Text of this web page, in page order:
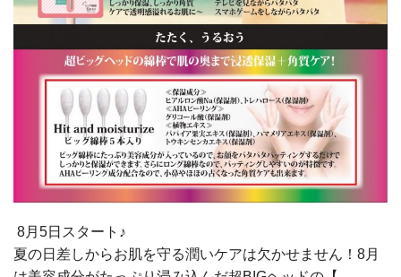
8月5日スタート♪
夏の日差しからお肌を守る潤いケアは欠かせません！8月